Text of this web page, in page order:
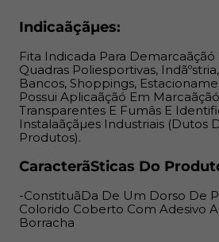
Imagens Ilustrativas
Para Maiores Informaãçãµes,
Conosco.
Indicaãçãµes:
Fita Indicada Para Demarcaãçãó
Quadras Poliesportivas,
Bancos, Shoppings,
Possui Aplicaãçãó Em
Transparentes E Fumâs E
Instalaãçãµes Industriais (Dutos
Produtos).
Caracterã­Sticas Do
-Constituã­Da De Um Dorso De
Colorido Coberto Com Adesivo
Borracha